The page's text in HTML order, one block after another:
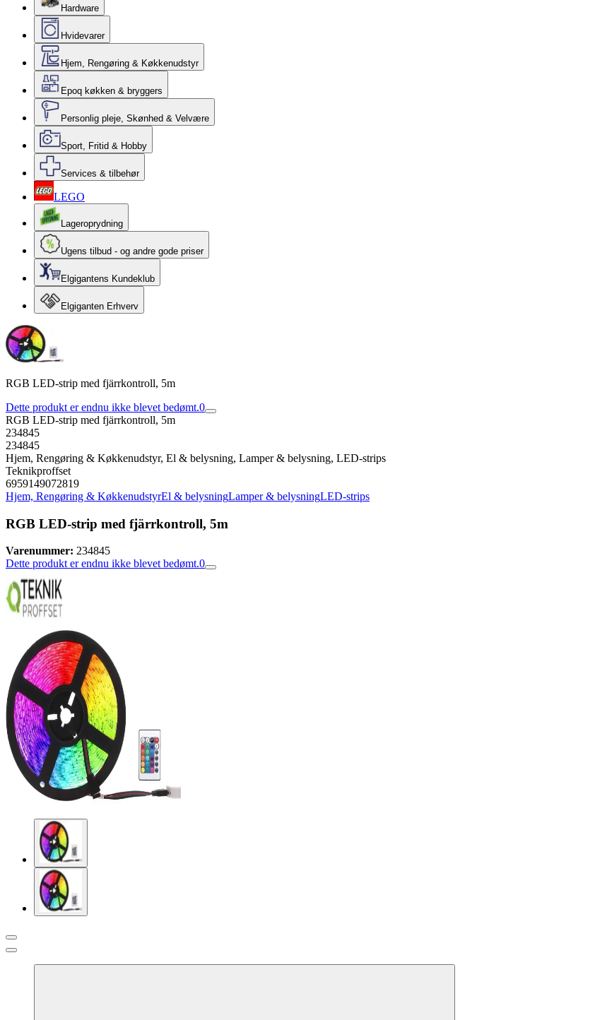
Hardware
Hvidevarer
Hjem, Rengøring & Køkkenudstyr
Epoq køkken & bryggers
Personlig pleje, Skønhed & Velvære
Sport, Fritid & Hobby
Services & tilbehør
LEGO
Lageroprydning
Ugens tilbud - og andre gode priser
Elgigantens Kundeklub
Elgiganten Erhverv
RGB LED-strip med fjärrkontroll, 5m
Dette produkt er endnu ikke blevet bedømt.0
RGB LED-strip med fjärrkontroll, 5m
234845
234845
Hjem, Rengøring & Køkkenudstyr, El & belysning, Lamper & belysning, LED-strips
Teknikproffset
6959149072819
Hjem, Rengøring & KøkkenudstyrEl & belysningLamper & belysningLED-strips
RGB LED-strip med fjärrkontroll, 5m
Varenummer: 234845
Dette produkt er endnu ikke blevet bedømt.0